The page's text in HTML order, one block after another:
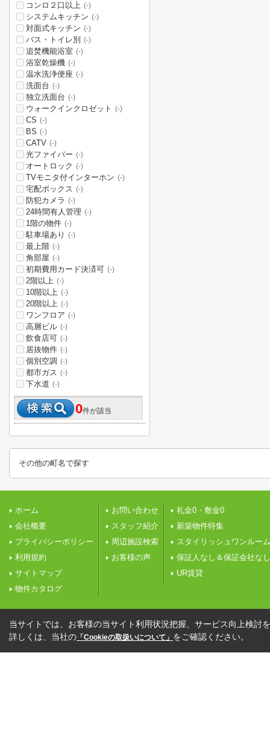
コンロ２口以上 (-)
システムキッチン (-)
対面式キッチン (-)
バス・トイレ別 (-)
追焚機能浴室 (-)
浴室乾燥機 (-)
温水洗浄便座 (-)
洗面台 (-)
独立洗面台 (-)
ウォークインクロゼット (-)
CS (-)
BS (-)
CATV (-)
光ファイバー (-)
オートロック (-)
TVモニタ付インターホン (-)
宅配ボックス (-)
防犯カメラ (-)
24時間有人管理 (-)
1階の物件 (-)
駐車場あり (-)
最上階 (-)
角部屋 (-)
初期費用カード決済可 (-)
2階以上 (-)
10階以上 (-)
20階以上 (-)
ワンフロア (-)
高層ビル (-)
飲食店可 (-)
居抜物件 (-)
個別空調 (-)
都市ガス (-)
下水道 (-)
0件が該当
その他の町名で探す
ホーム
会社概要
プライバシーポリシー
利用規約
サイトマップ
物件カタログ
お問い合わせ
スタッフ紹介
周辺施設検索
お客様の声
礼金0・敷金0
新築物件特集
スタイリッシュワンルーム
保証人なし＆保証会社なし
UR賃貸
当サイトでは、お客様の当サイト利用状況把握、サービス向上検討
詳しくは、当社の 「Cookieの取扱いについて」 をご確認ください。